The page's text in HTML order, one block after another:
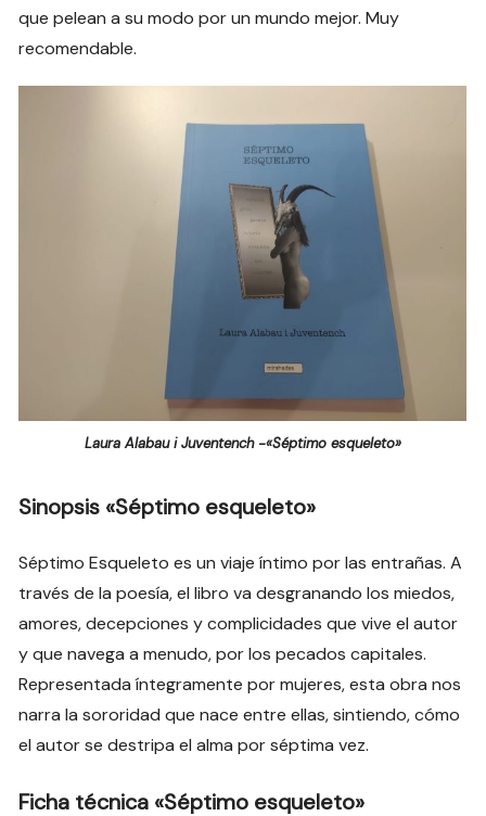
que pelean a su modo por un mundo mejor. Muy
recomendable.
Laura Alabau i Juventench -«Séptimo esqueleto»
Sinopsis «Séptimo esqueleto»
Séptimo Esqueleto es un viaje íntimo por las entrañas. A
través de la poesía, el libro va desgranando los miedos,
amores, decepciones y complicidades que vive el autor
y que navega a menudo, por los pecados capitales.
Representada íntegramente por mujeres, esta obra nos
narra la sororidad que nace entre ellas, sintiendo, cómo
el autor se destripa el alma por séptima vez.
Ficha técnica «Séptimo esqueleto»